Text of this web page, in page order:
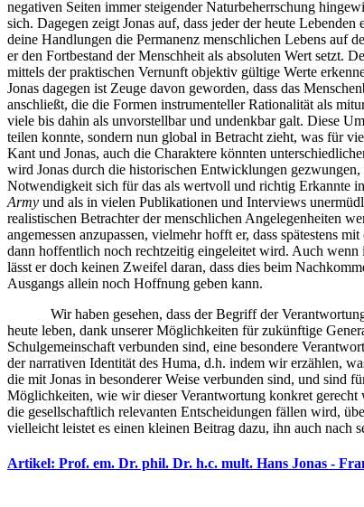
negativen Seiten immer steigender Naturbeherrschung
sich. Dagegen zeigt Jonas auf, dass jeder der heute
deine Handlungen die Permanenz menschlichen Lebens auf
er den Fortbestand der Menschheit als absoluten Wert setzt.
mittels der praktischen Vernunft objektiv gültige Werte
Jonas dagegen ist Zeuge davon geworden, dass das
anschließt, die die Formen instrumenteller Rationalität als
viele bis dahin als unvorstellbar und undenkbar galt. Diese
teilen konnte, sondern nun global in Betracht zieht, was für
Kant und Jonas, auch die Charaktere könnten
wird Jonas durch die historischen Entwicklungen
Notwendigkeit sich für das als wertvoll und richtig Erkannte
Army und als in vielen Publikationen und Interviews
realistischen Betrachter der menschlichen Angelegenheiten
angemessen anzupassen, vielmehr hofft er, dass spätestens
dann hoffentlich noch rechtzeitig eingeleitet wird. Auch wenn
lässt er doch keinen Zweifel daran, dass dies beim
Ausgangs allein noch Hoffnung geben kann.
Wir haben gesehen, dass der Begriff der Verantwortung
heute leben, dank unserer Möglichkeiten für zukünftige
Schulgemeinschaft verbunden sind, eine besondere
der narrativen Identität des Huma, d.h. indem wir erzählen,
die mit Jonas in besonderer Weise verbunden sind, und sind
Möglichkeiten, wie wir dieser Verantwortung konkret gerecht
die gesellschaftlich relevanten Entscheidungen fällen wird,
vielleicht leistet es einen kleinen Beitrag dazu, ihn auch
Artikel: Prof. em. Dr. phil. Dr. h.c. mult. Hans Jonas -